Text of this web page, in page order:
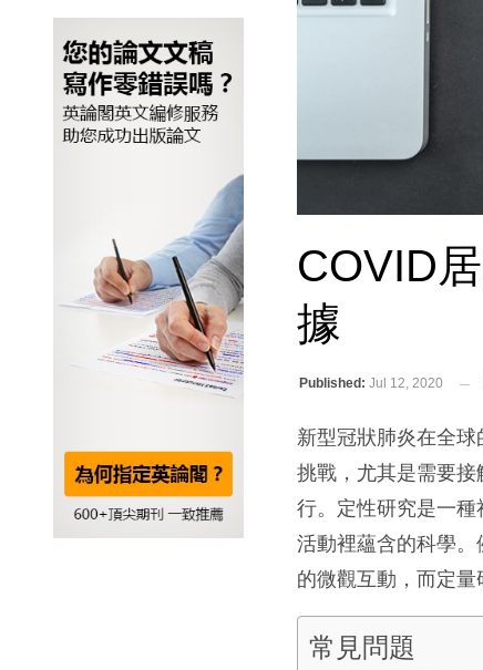
COVID
據
Published:Jul 12, 2020
新型冠狀肺炎在全
挑戰，尤其是需要
行。定性研究是一
活動裡蘊含的科學
的微觀互動，而定量
常見問題